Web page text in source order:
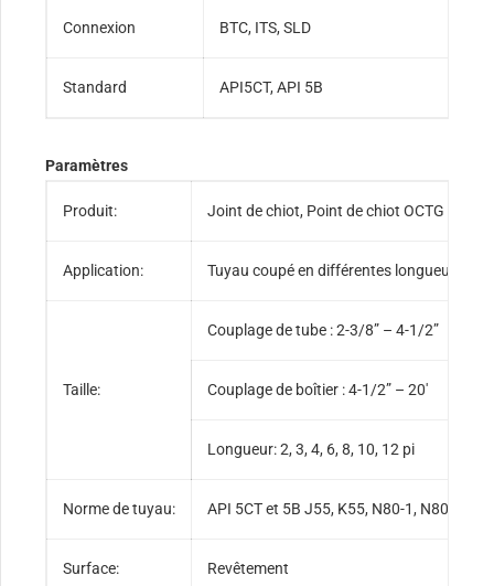
Connexion BTC, ITS, SLD
Standard API5CT, API 5B
Paramètres
Produit: Joint de chiot, Point de chiot OCTG
Application: Tuyau coupé en différentes longueurs
Taille:
Couplage de tube : 2-3/8” – 4-1/2”
Couplage de boîtier : 4-1/2” – 20′
Longueur: 2, 3, 4, 6, 8, 10, 12 pi
Norme de tuyau: API 5CT et 5B J55, K55, N80-1, N80-
Surface: Revêtement